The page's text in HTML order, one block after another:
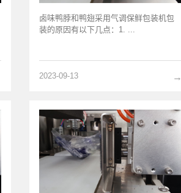
卤味鸭脖和鸭翅采用气调保鲜包装机包
装的原因有以下几点：1. ...
→
2023-09-13